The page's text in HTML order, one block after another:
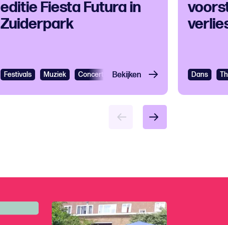
editie Fiesta Futura in
Zuiderpark
Festivals Muziek Concertagenda Cultureel festival
Bekijken Dans